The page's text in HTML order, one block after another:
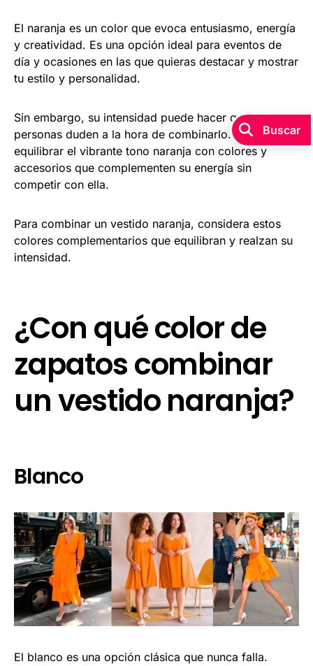
El naranja es un color que evoca entusiasmo, energía
y creatividad. Es una opción ideal para eventos de
día y ocasiones en las que quieras destacar y mostrar
tu estilo y personalidad.
Sin embargo, su intensidad puede hacer que algunas
personas duden a la hora de combinarlo. La clave es
equilibrar el vibrante tono naranja con colores y
accesorios que complementen su energía sin
competir con ella.
Para combinar un vestido naranja, considera estos
colores complementarios que equilibran y realzan su
intensidad.
¿Con qué color de
zapatos combinar
un vestido naranja?
Blanco
El blanco es una opción clásica que nunca falla.